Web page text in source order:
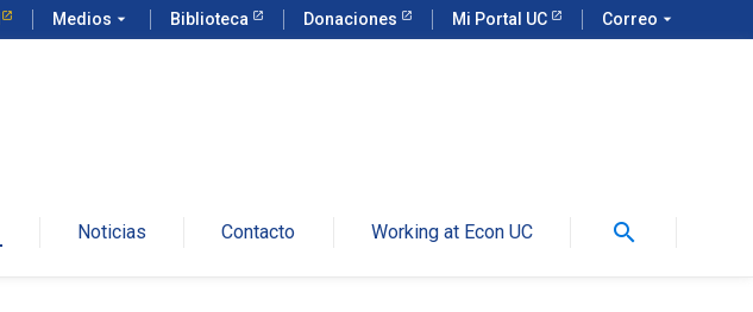
Medios arrow_drop_down Biblioteca Donaciones Mi Portal UC Correo arrow_drop_down
Noticias Contacto Working at Econ UC search